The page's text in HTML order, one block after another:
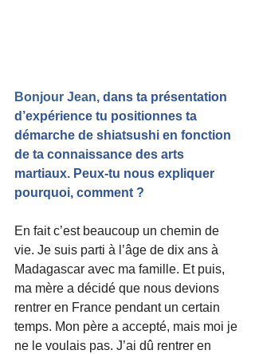
Bonjour Jean, dans ta présentation
d’expérience tu positionnes ta
démarche de shiatsushi en fonction
de ta connaissance des arts
martiaux. Peux-tu nous expliquer
pourquoi, comment ?
En fait c’est beaucoup un chemin de
vie. Je suis parti à l’âge de dix ans à
Madagascar avec ma famille. Et puis,
ma mère a décidé que nous devions
rentrer en France pendant un certain
temps. Mon père a accepté, mais moi je
ne le voulais pas. J’ai dû rentrer en